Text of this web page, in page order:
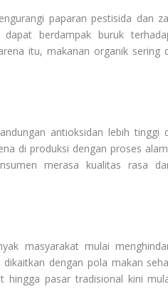
paparan pestisida dan
berdampak buruk
itu, makanan organik sering
antioksidan lebih tinggi
di produksi dengan proses
merasa kualitas rasa
masyarakat mulai
dengan pola makan
hingga pasar tradisional kini